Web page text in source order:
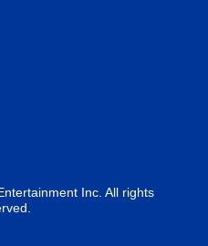
Inc. All rights